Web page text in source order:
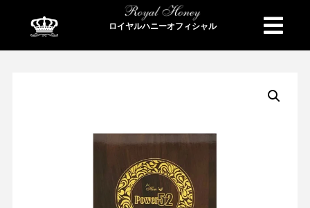
ロイヤルハニーオフィシャル